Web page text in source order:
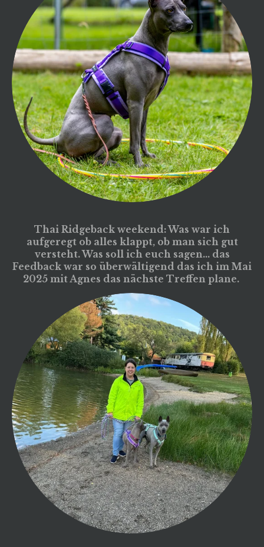
Thai Ridgeback weekend: Was war ich
aufgeregt ob alles klappt, ob man sich gut
versteht. Was soll ich euch sagen... das
Feedback war so überwältigend das ich im Mai
2025 mit Agnes das nächste Treffen plane.